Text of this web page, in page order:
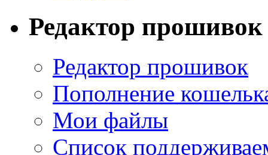
Редактор прошивок
Редактор прошивок
Пополнение
Мои файлы
Список